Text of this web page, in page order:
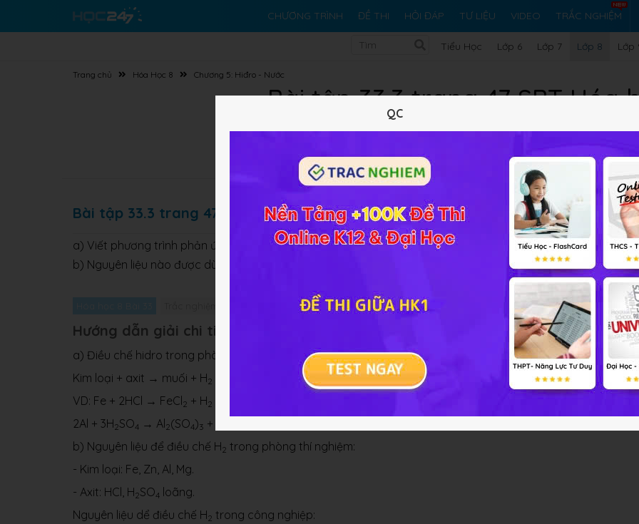
CHƯƠNG TRÌNH ĐỀ THI HỎI ĐÁP TƯ LIỆU VIDEO TRẮC NGHIỆM
Tiểu Học Lớp 6 Lớp 7 Lớp 8 Lớp
Trang chủ Hóa Học 8 Chương 5: Hiđro - Nước
Bài tập 33.3 trang 47 SBT Hóa
10 trắc nghiệm
Lý thuyết 10Trắc nghiệm 17BT SGK 399
Bài tập 33.3 trang 47 SBT Hóa học 8
a) Viết phương trình phản ứng điều chế hidro trong phòng thí nghiệm.
b) Nguyên liệu nào được dùng để điều chế H
trong phòng thí nghiệm, trong công nghiệp.
Giải bài tập Hóa học 8 Bài 33
Hướng dẫn giải chi tiết bài 33.3
a) Điều chế hidro trong phòng thí nghiệm:
Kim loại + axit → muối + H2
VD: Fe + 2HCl → FeCl 2 + H2
2Al + 3H2SO4 → Al 2(SO4)3 + 3H
b) Nguyên liệu để điều chế H2 trong phòng thí nghiệm:
- Kim loại: Fe, Zn, Al, Mg.
- Axit: HCl, H2SO4 loãng.
Nguyên liệu dể điều chế H2 trong công nghiệp:
QC